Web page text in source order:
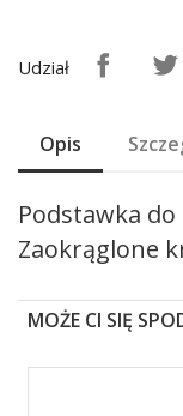
Udział
Opis
Podstawka
Zaokrąglone
MOŻE CI SIĘ